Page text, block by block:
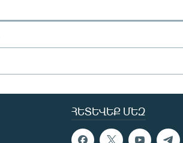
ՀԵՏԵՎԵՔ ՄԵԶ